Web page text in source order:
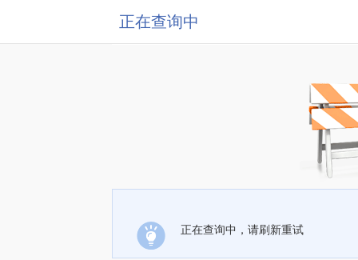
正在查询中
正在查询中，请刷新重试